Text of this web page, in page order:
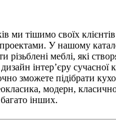
ми тішимо своїх
У нашому
різьблені меблі, які
інтер’єру сучасної
зможете підібрати
модерн,
інших.